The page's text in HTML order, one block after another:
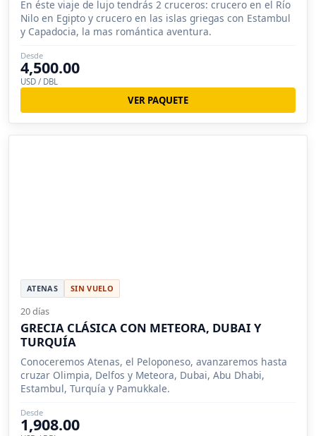
En éste viaje de lujo tendrás 2 cruceros: crucero en el Río
Nilo en Egipto y crucero en las islas griegas con Estambul
y Capadocia, la mas romántica aventura.
Desde
4,500.00
USD / DBL
VER PAQUETE
ATENAS SIN VUELO
20 días
GRECIA CLÁSICA CON METEORA, DUBAI Y
TURQUÍA
Conoceremos Atenas, el Peloponeso, avanzaremos hasta
cruzar Olimpia, Delfos y Meteora, Dubai, Abu Dhabi,
Estambul, Turquía y Pamukkale.
Desde
1,908.00